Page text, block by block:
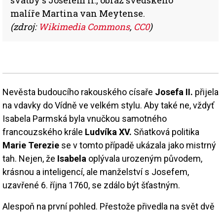
malíře Martina van Meytense.
(zdroj: Wikimedia Commons, CC0)
Nevěsta budoucího rakouského císaře Josefa II. přijela
na vdavky do Vídně ve velkém stylu. Aby také ne, vždyť
Isabela Parmská byla vnučkou samotného
francouzského krále Ludvíka XV. Sňatková politika
Marie Terezie se v tomto případě ukázala jako mistrný
tah. Nejen, že Isabela oplývala urozeným původem,
krásnou a inteligencí, ale manželství s Josefem,
uzavřené 6. října 1760, se zdálo být šťastným.
Alespoň na první pohled. Přestože přivedla na svět dvě